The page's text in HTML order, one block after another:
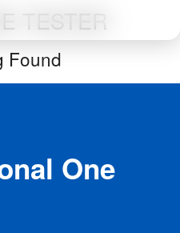
TESTER
Found
One